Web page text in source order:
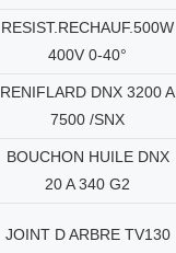
RESIST.RECHAUF.500W
400V 0-40°
RENIFLARD DNX 3200 A
7500 /SNX
BOUCHON HUILE DNX
20 A 340 G2
JOINT D ARBRE TV130